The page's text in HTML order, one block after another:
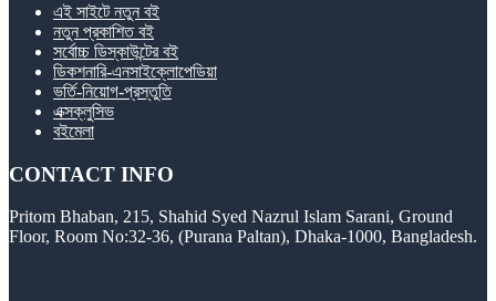
এই সাইটে নতুন বই
নতুন প্রকাশিত বই
সর্বোচ্চ ডিস্কাউন্টের বই
ডিকশনারি-এনসাইক্লোপেডিয়া
ভর্তি-নিয়োগ-প্রস্তুতি
এক্সক্লুসিভ
বইমেলা
CONTACT INFO
Pritom Bhaban, 215, Shahid Syed Nazrul Islam Sarani, Ground
Floor, Room No:32-36, (Purana Paltan), Dhaka-1000, Bangladesh.